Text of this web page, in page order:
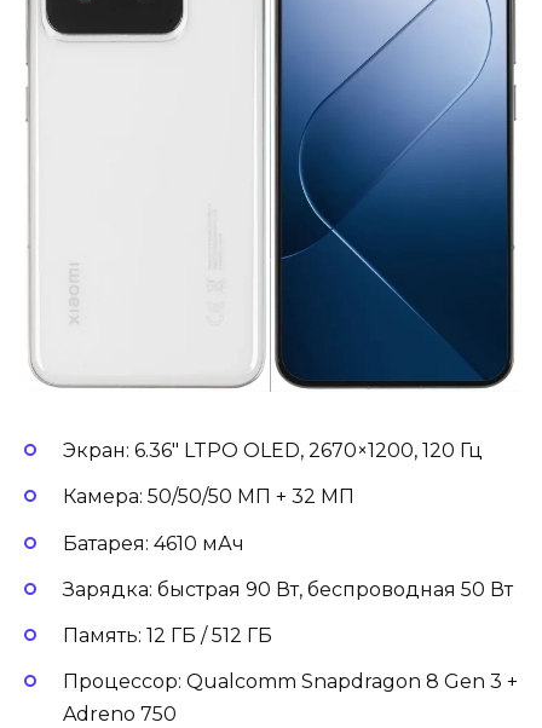
Экран: 6.36″ LTPO OLED, 2670×1200, 120 Гц
Камера: 50/50/50 МП + 32 МП
Батарея: 4610 мАч
Зарядка: быстрая 90 Вт, беспроводная 50 Вт
Память: 12 ГБ / 512 ГБ
Процессор: Qualcomm Snapdragon 8 Gen 3 +
Adreno 750